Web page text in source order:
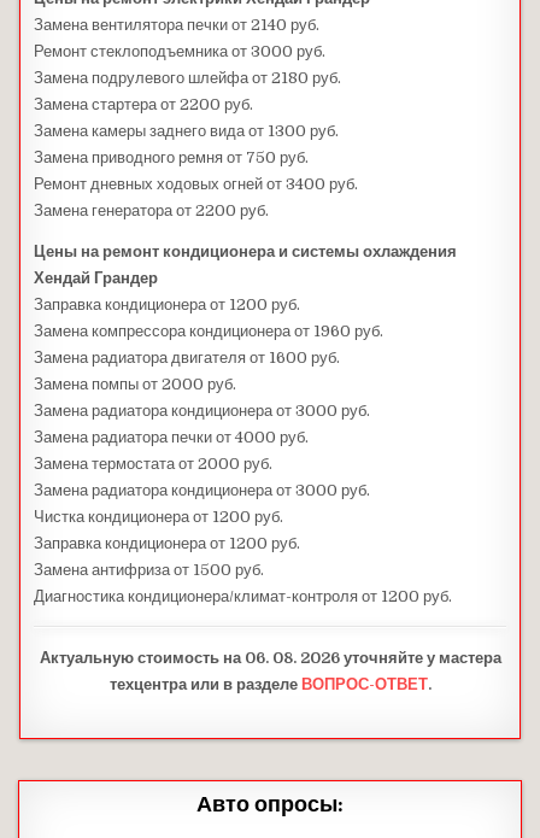
Замена вентилятора печки от 2140 руб.
Ремонт стеклоподъемника от 3000 руб.
Замена подрулевого шлейфа от 2180 руб.
Замена стартера от 2200 руб.
Замена камеры заднего вида от 1300 руб.
Замена приводного ремня от 750 руб.
Ремонт дневных ходовых огней от 3400 руб.
Замена генератора от 2200 руб.
Цены на ремонт кондиционера и системы охлаждения
Хендай Грандер
Заправка кондиционера от 1200 руб.
Замена компрессора кондиционера от 1960 руб.
Замена радиатора двигателя от 1600 руб.
Замена помпы от 2000 руб.
Замена радиатора кондиционера от 3000 руб.
Замена радиатора печки от 4000 руб.
Замена термостата от 2000 руб.
Замена радиатора кондиционера от 3000 руб.
Чистка кондиционера от 1200 руб.
Заправка кондиционера от 1200 руб.
Замена антифриза от 1500 руб.
Диагностика кондиционера/климат-контроля от 1200 руб.
Актуальную стоимость на 06. 08. 2026 уточняйте у мастера
техцентра или в разделе ВОПРОС-ОТВЕТ.
Авто опросы: